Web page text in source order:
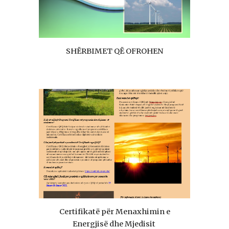
SHËRBIMET QË OFROHEN
Certifikatë për Menaxhimin e
Energjisë dhe Mjedisit